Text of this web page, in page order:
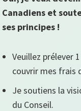
Canadiens et
ses principes !
Veuillez prélever
couvrir mes frais
Je soutiens la
du Conseil.